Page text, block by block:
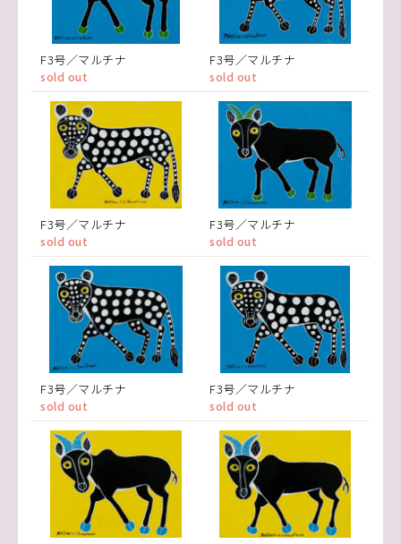
F3号／マルチナ
sold out
F3号／マルチナ
sold out
F3号／マルチナ
sold out
F3号／マルチナ
sold out
F3号／マルチナ
sold out
F3号／マルチナ
sold out